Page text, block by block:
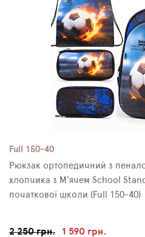
Full 150-40
Рюкзак ортопедичний з
хлопчика з М'ячем School
початкової школи (Full 150-40)
2 250 грн. 1 590 грн.